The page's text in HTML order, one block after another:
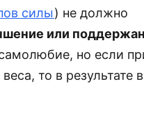
силы) не должно
или
но если
то в результате